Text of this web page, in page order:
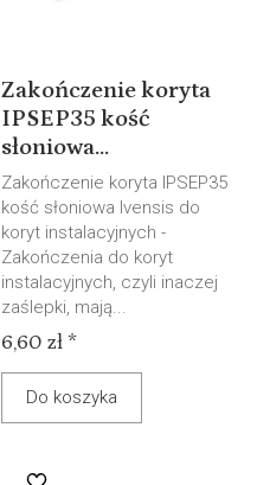
Zakończenie koryta
IPSEP35 kość
słoniowa...
Zakończenie koryta IPSEP35
kość słoniowa Ivensis do
koryt instalacyjnych -
Zakończenia do koryt
instalacyjnych, czyli inaczej
zaślepki, mają...
6,60 zł *
Do koszyka